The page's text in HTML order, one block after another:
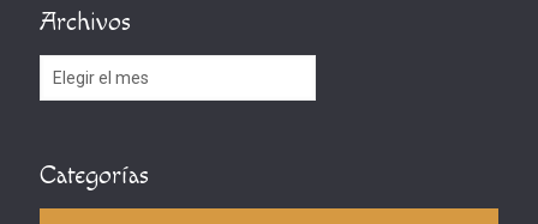
Archivos
Archivos
Categorías